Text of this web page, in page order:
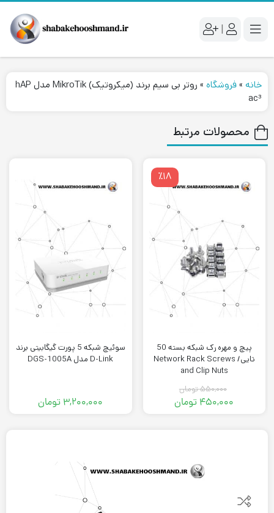
|
خانه »فروشگاه »
روتر بی سیم برند (میکروتیک) MikroTik مدل hAP
ac³
محصولات مرتبط
٪۱۸
پیچ و مهره رک شبکه بسته 50
تایی/ Network Rack Screws
and Clip Nuts
۵۵۰,۰۰۰تومان
قیمت
۴۵۰,۰۰۰ تومان
قیمت
سوئیچ شبکه 5 پورت گیگابیتی برند
D-Link مدل DGS-1005A
۳,۲۰۰,۰۰۰ تومان